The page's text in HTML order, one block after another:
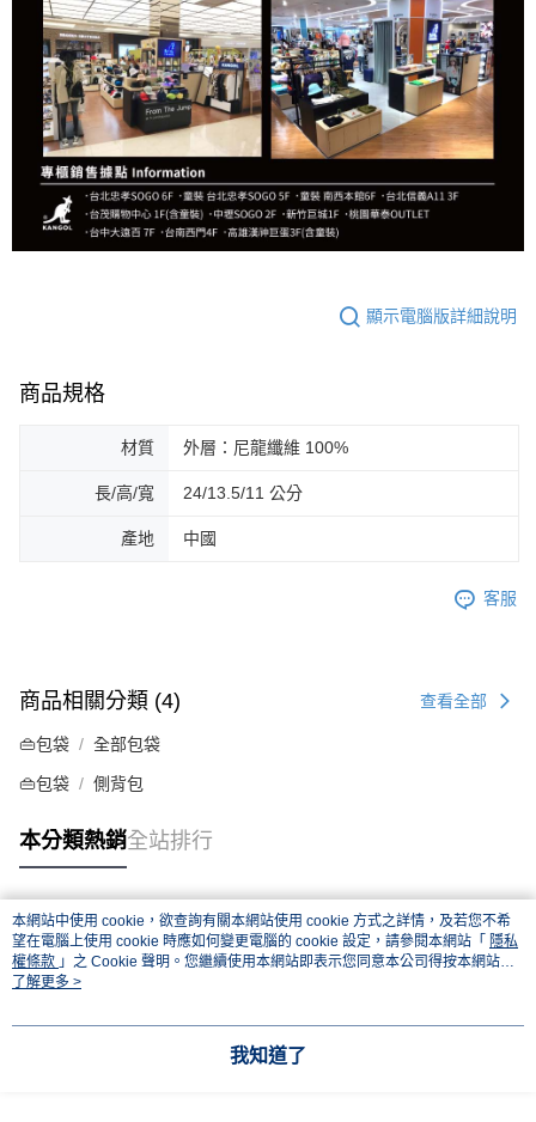
顯示電腦版詳細說明
商品規格
材質 外層：尼龍纖維 100%
長/高/寬 24/13.5/11 公分
產地 中國
客服
商品相關分類 (4) 查看全部
👜包袋 全部包袋
👜包袋 側背包
本分類熱銷全站排行
熱門標籤
本網站中使用 cookie，欲查詢有關本網站使用 cookie 方式之詳情，及若您不希
望在電腦上使用 cookie 時應如何變更電腦的 cookie 設定，請參閱本網站「 隱私
權條款 」之 Cookie 聲明。您繼續使用本網站即表示您同意本公司得按本網站使
用條款之 Cookie 聲明使用 cookie。
了解更多 >
我知道了